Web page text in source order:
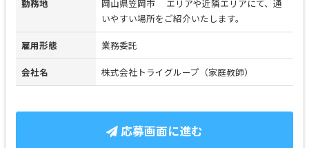
勤務地
岡山県笠岡市 エリアや近隣エリアにて、通
いやすい場所をご紹介いたします。
雇用形態 業務委託
会社名 株式会社トライグループ（家庭教師）
応募画面に進む